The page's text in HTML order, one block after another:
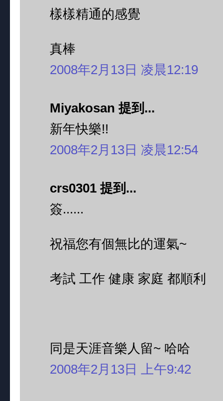
樣樣精通的感覺
真棒
2008年2月13日 凌晨12:19
Miyakosan 提到...
新年快樂!!
2008年2月13日 凌晨12:54
crs0301 提到...
簽......
祝福您有個無比的運氣~
考試 工作 健康 家庭 都順利
同是天涯音樂人留~ 哈哈
2008年2月13日 上午9:42